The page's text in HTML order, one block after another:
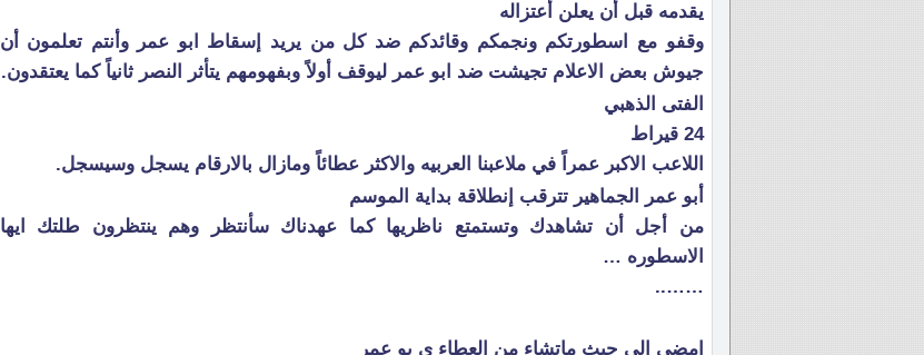
يقدمه قبل أن يعلن أعتزاله
وقفو مع اسطورتكم ونجمكم وقائدكم ضد كل من يريد إسقاط ابو عمر وأنتم تعلمون أن
جيوش بعض الاعلام تجيشت ضد ابو عمر ليوقف أولاً وبفهومهم يتأثر النصر ثانياً كما يعتقدون.
الفتى الذهبي
24 قيراط
اللاعب الاكبر عمراً في ملاعبنا العربيه والاكثر عطائاً ومازال بالارقام يسجل وسيسجل.
أبو عمر الجماهير تترقب إنطلاقة بداية الموسم
من أجل أن تشاهدك وتستمتع ناظريها كما عهدناك سأنتظر وهم ينتظرون طلتك ايها
الاسطوره …
……..
‏امضي الى حيث ماتشاء من العطاء ي بو عمر